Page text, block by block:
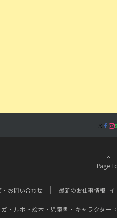
Page
・お問い合わせ 最新のお仕事情報 イ
・ルポ・絵本・児童書・キャラクター